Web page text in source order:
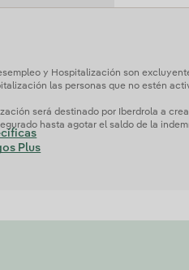
y Hospitalización son
las personas que no estén
será destinado por Iberdrola a
hasta agotar el saldo de la
Plus